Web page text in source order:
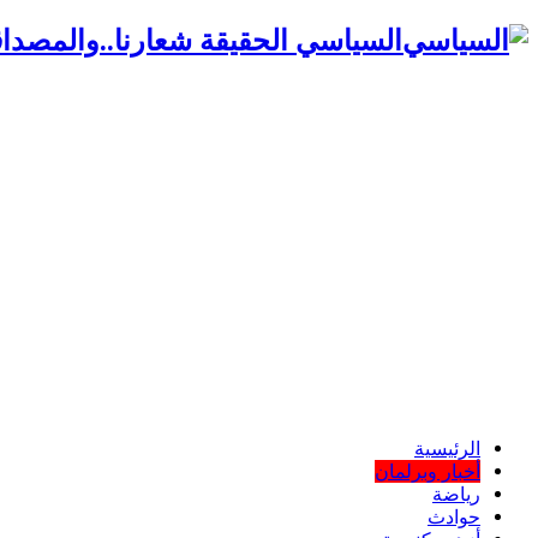
السياسي الحقيقة
الرئيسية
أخبار وبرلمان
رياضة
حوادث